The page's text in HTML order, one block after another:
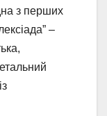
з перших
–